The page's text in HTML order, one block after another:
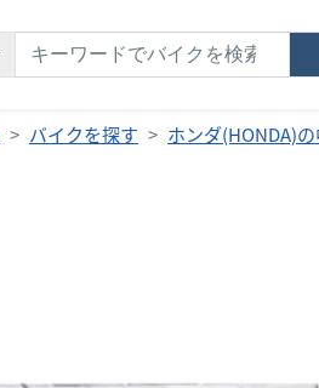
バイクを探す ホンダ(HONDA)